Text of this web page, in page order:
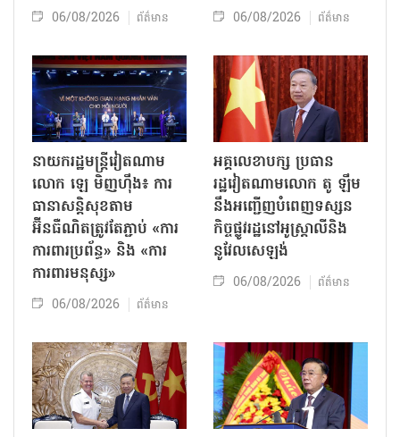
06/08/2026 ព័ត៌មាន 06/08/2026 ព័ត៌មាន
នាយករដ្ឋមន្ត្រីវៀតណាម
លោក ឡេ មិញហ៊ឹង៖ ការ
ធានាសន្តិសុខតាម
អ៊ីនធឺណិតត្រូវតែភ្ជាប់ «ការ
ការពារប្រព័ន្ធ» និង «ការ
ការពារមនុស្ស»
06/08/2026 ព័ត៌មាន
អគ្គលេខាបក្ស ប្រធាន
រដ្ឋវៀតណាមលោក តូ ឡឹម
នឹងអញ្ជើញបំពេញទស្សន
កិច្ចផ្លូវរដ្ឋនៅអូស្ត្រាលីនិង
នូវែលសេឡង់
06/08/2026 ព័ត៌មាន